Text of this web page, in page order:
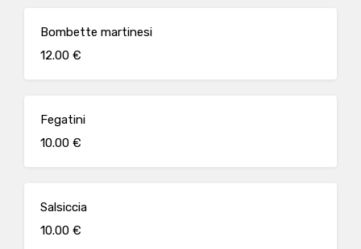
Bombette martinesi
12.00 €
Fegatini
10.00 €
Salsiccia
10.00 €